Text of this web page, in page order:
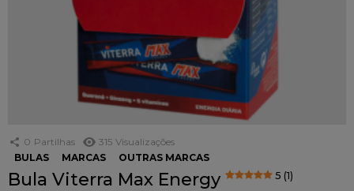
0 Partilhas 315 Visualizações
BULAS
MARCAS OUTRAS MARCAS
Bula Viterra Max Energy 5 (1)